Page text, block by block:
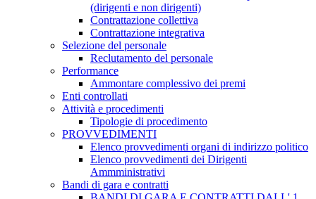
(dirigenti e non dirigenti)
Contrattazione collettiva
Contrattazione integrativa
Selezione del personale
Reclutamento del personale
Performance
Ammontare complessivo dei premi
Enti controllati
Attività e procedimenti
Tipologie di procedimento
PROVVEDIMENTI
Elenco provvedimenti organi di indirizzo politico
Elenco provvedimenti dei Dirigenti
Ammministrativi
Bandi di gara e contratti